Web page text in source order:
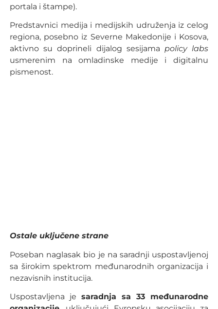
portala i štampe).
Predstavnici medija i medijskih udruženja iz celog
regiona, posebno iz Severne Makedonije i Kosova,
aktivno su doprineli dijalog sesijama policy labs
usmerenim na omladinske medije i digitalnu
pismenost.
Ostale uključene strane
Poseban naglasak bio je na saradnji uspostavljenoj
sa širokim spektrom međunarodnih organizacija i
nezavisnih institucija.
Uspostavljena je saradnja sa 33 međunarodne